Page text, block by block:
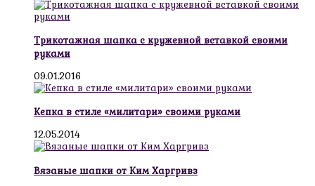
Трикотажная шапка с кружевной вставкой своими
руками
09.01.2016
Кепка в стиле «милитари» своими руками
12.05.2014
Вязаные шапки от Ким Харгривз